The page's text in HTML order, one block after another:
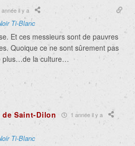
année il y a
Ti-Blanc
Et ces messieurs sont de pauvres
Quoique ce ne sont sûrement pas
plus…de la culture…
Saint-Dilon 1 année il y a
Ti-Blanc